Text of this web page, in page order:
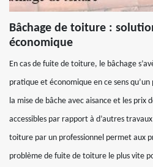
Bâchage de toiture :
économique
En cas de fuite de toiture, le bâchage
pratique et économique en ce sens
la mise de bâche avec aisance et les prix
accessibles par rapport à d’autres
toiture par un professionnel permet aux
problème de fuite de toiture le plus vite